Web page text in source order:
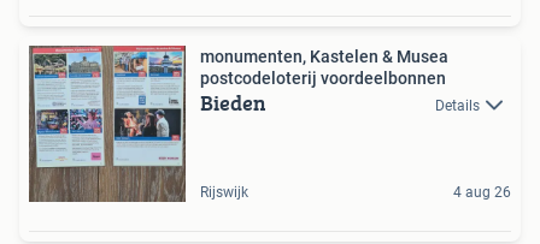
monumenten, Kastelen & Musea
postcodeloterij voordeelbonnen
Bieden Details
Rijswijk 4 aug 26